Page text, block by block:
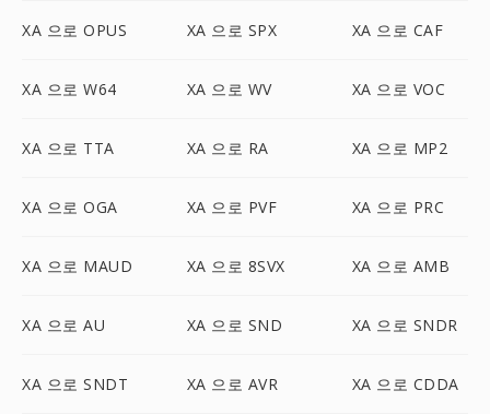
XA 으로 OPUS XA 으로 SPX XA 으로 CAF
XA 으로 W64 XA 으로 WV XA 으로 VOC
XA 으로 TTA XA 으로 RA XA 으로 MP2
XA 으로 OGA XA 으로 PVF XA 으로 PRC
XA 으로 MAUD XA 으로 8SVX XA 으로 AMB
XA 으로 AU XA 으로 SND XA 으로 SNDR
XA 으로 SNDT XA 으로 AVR XA 으로 CDDA